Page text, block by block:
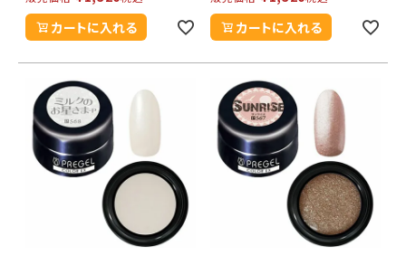
カートに入れる カートに入れる